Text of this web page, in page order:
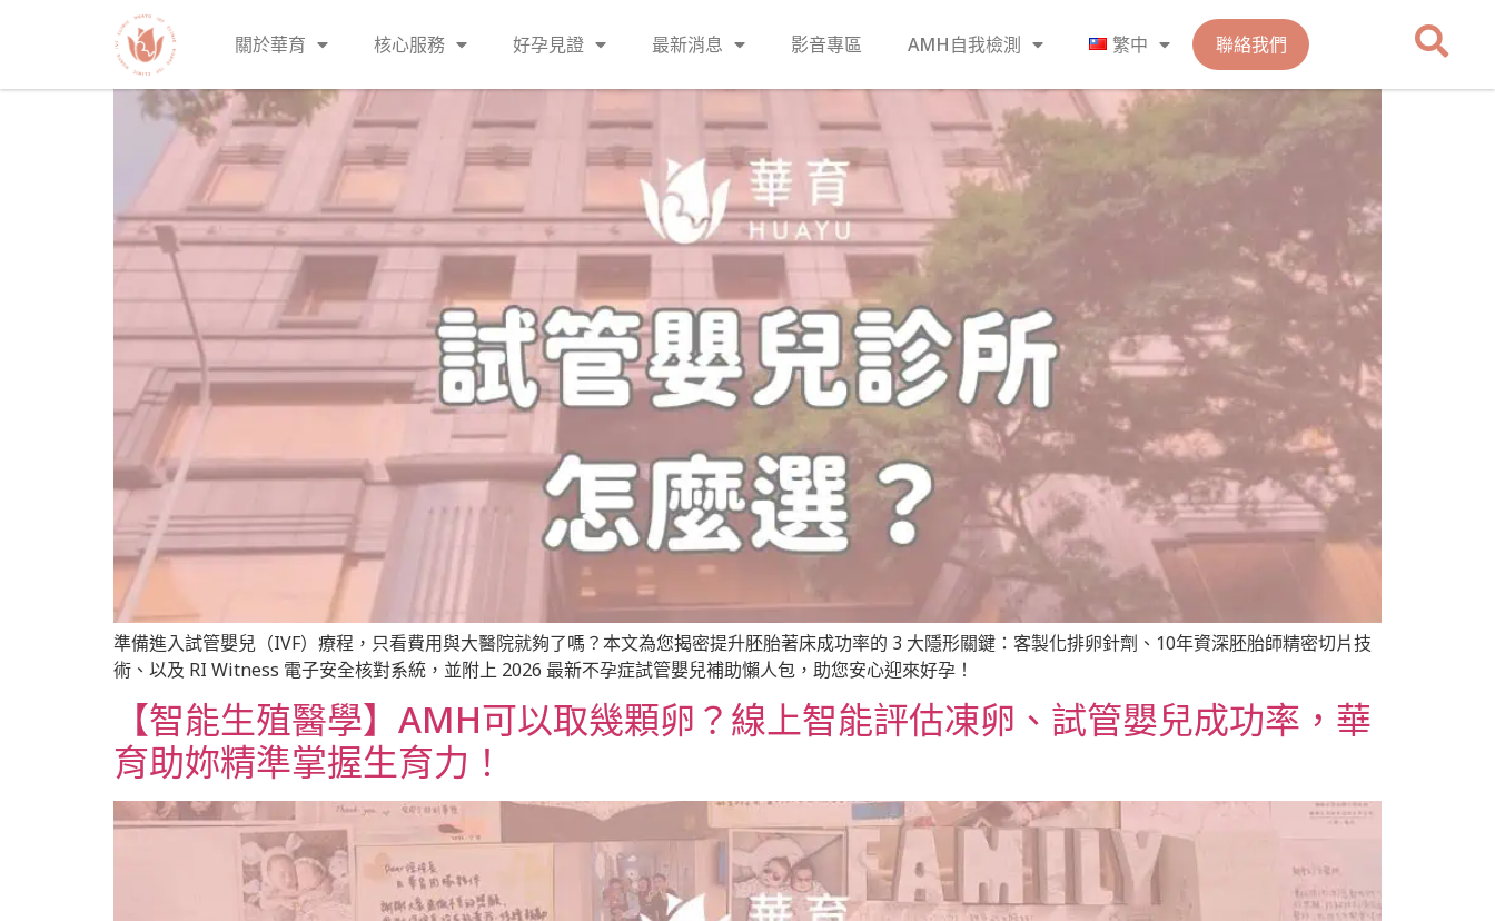
關於華育 核心服務 好孕見證 最新消息 影音專區 AMH自我檢測 繁中 聯絡我們
心！
準備進入試管嬰兒（IVF）療程，只看費用與大醫院就夠了嗎？本文為您揭密提升胚胎著床成功率的 3 大隱形關鍵：客製化排卵針劑、10年資深胚胎師精密切片技
術、以及 RI Witness 電子安全核對系統，並附上 2026 最新不孕症試管嬰兒補助懶人包，助您安心迎來好孕！
【智能生殖醫學】AMH可以取幾顆卵？線上智能評估凍卵、試管嬰兒成功率，華
育助妳精準掌握生育力！